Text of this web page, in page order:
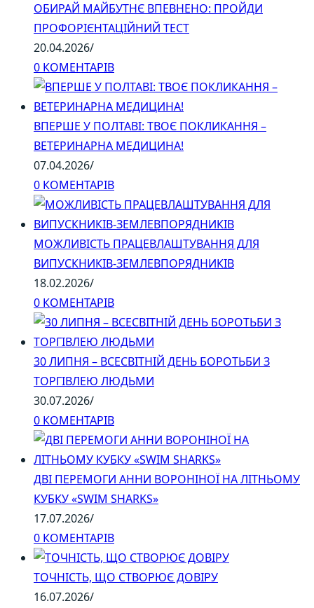
ОБИРАЙ МАЙБУТНЄ ВПЕВНЕНО: ПРОЙДИ
ПРОФОРІЄНТАЦІЙНИЙ ТЕСТ
20.04.2026/
0 КОМЕНТАРІВ
ВПЕРШЕ У ПОЛТАВІ: ТВОЄ ПОКЛИКАННЯ –
ВЕТЕРИНАРНА МЕДИЦИНА!
07.04.2026/
0 КОМЕНТАРІВ
МОЖЛИВІСТЬ ПРАЦЕВЛАШТУВАННЯ ДЛЯ
ВИПУСКНИКІВ-ЗЕМЛЕВПОРЯДНИКІВ
18.02.2026/
0 КОМЕНТАРІВ
30 ЛИПНЯ – ВСЕСВІТНІЙ ДЕНЬ БОРОТЬБИ З
ТОРГІВЛЕЮ ЛЮДЬМИ
30.07.2026/
0 КОМЕНТАРІВ
ДВІ ПЕРЕМОГИ АННИ ВОРОНІНОЇ НА ЛІТНЬОМУ
КУБКУ «SWIM SHARKS»
17.07.2026/
0 КОМЕНТАРІВ
ТОЧНІСТЬ, ЩО СТВОРЮЄ ДОВІРУ
16.07.2026/